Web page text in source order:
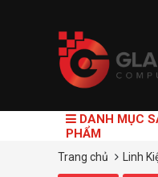
DANH MỤC
PHẨM
Trang chủ Linh